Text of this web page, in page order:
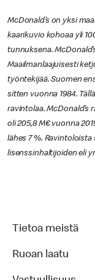
McDonald’s on yksi
kaarikuvio kohoaa yli
tunnuksena.
Maailmanlaajuisesti
työntekijää. Suomen
sitten vuonna 1984.
ravintolaa.
oli 205,8 M€ vuonna
lähes 7 %.
lisenssinhaltijoiden eli
Tietoa meistä
Ruoan laatu